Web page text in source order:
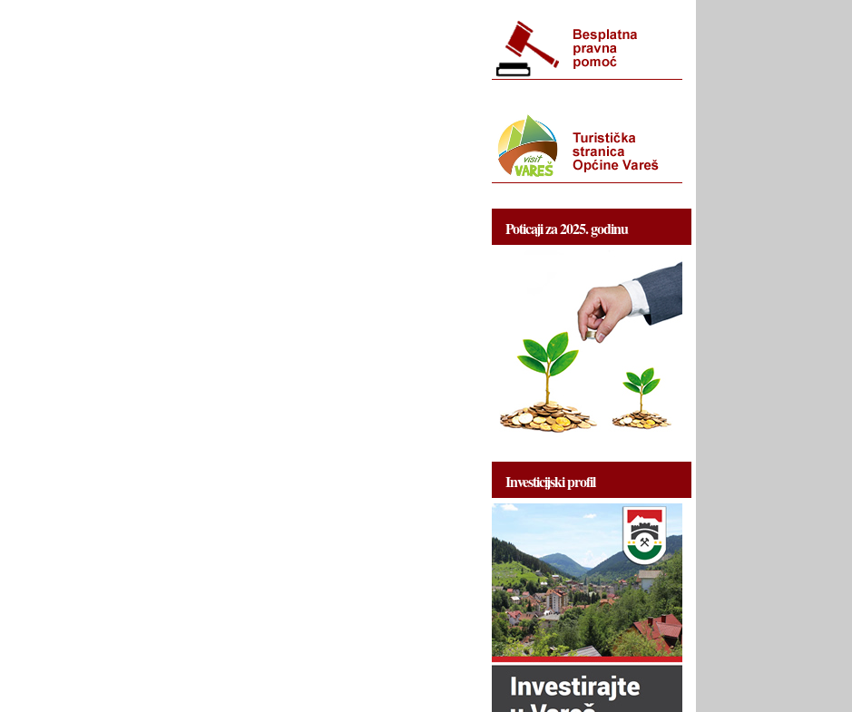
Poticaji za 2025. godinu
Investicijski profil